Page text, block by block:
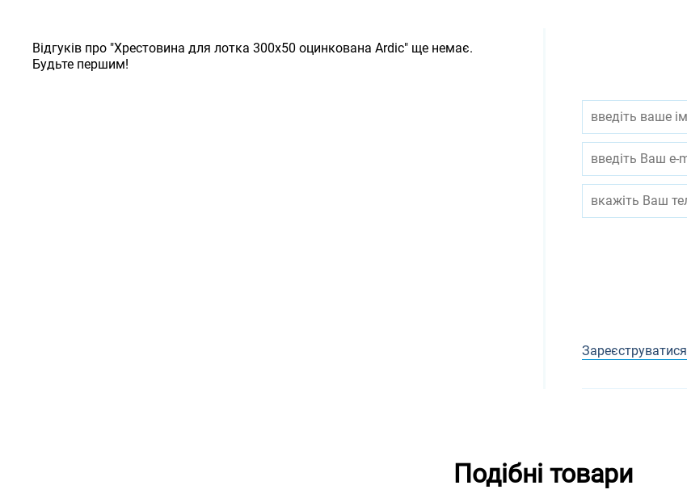
Відгуків про "Хрестовина для лотка 300х50 оцинкована Ardic" ще немає.
Будьте першим!
Зареєструватися
Подібні товари